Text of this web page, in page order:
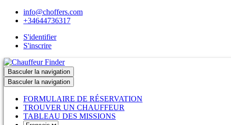
info@choffers.com
+34644736317
S'identifier
S'inscrire
Basculer la navigation
Basculer la navigation
FORMULAIRE DE RÉSERVATION
TROUVER UN CHAUFFEUR
TABLEAU DES MISSIONS